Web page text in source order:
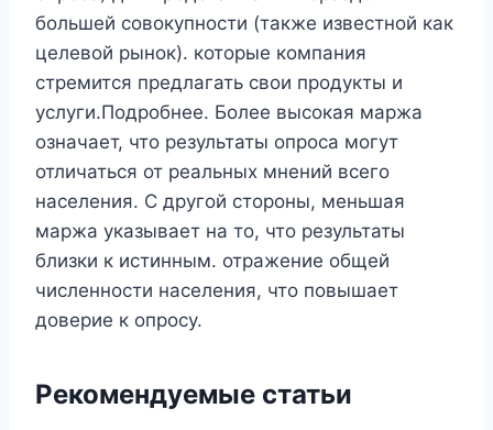
большей совокупности (также известной как
целевой рынок). которые компания
стремится предлагать свои продукты и
услуги.Подробнее. Более высокая маржа
означает, что результаты опроса могут
отличаться от реальных мнений всего
населения. С другой стороны, меньшая
маржа указывает на то, что результаты
близки к истинным. отражение общей
численности населения, что повышает
доверие к опросу.
Рекомендуемые статьи